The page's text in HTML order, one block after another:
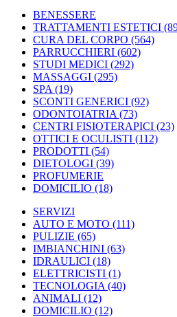
BENESSERE
TRATTAMENTI ESTETICI
CURA DEL CORPO (564)
PARRUCCHIERI (602)
STUDI MEDICI (292)
MASSAGGI (295)
SPA (19)
SCONTI GENERICI (92)
ODONTOIATRIA (73)
CENTRI FISIOTERAPICI (23)
OTTICI E OCULISTI (112)
PRODOTTI (54)
DIETOLOGI (39)
PROFUMERIE
DOMICILIO (18)
SERVIZI
AUTO E MOTO (111)
PULIZIE (65)
IMBIANCHINI (63)
IDRAULICI (18)
ELETTRICISTI (1)
TECNOLOGIA (40)
ANIMALI (12)
DOMICILIO (12)